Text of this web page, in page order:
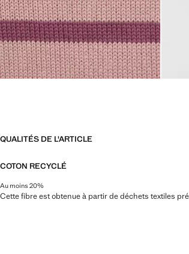
QUALITÉS DE L'ARTICLE
COTON RECYCLÉ
Au moins 20%
Cette fibre est obtenue à partir de déchets textiles